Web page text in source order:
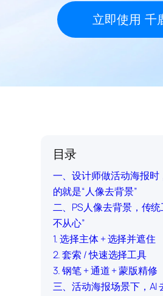
立即使用 千
目录
一、设计师做活动海报时
的就是“人像去背景”
二、PS人像去背景，传统
不从心”
1. 选择主体 + 选择并遮住
2. 套索 / 快速选择工具
3. 钢笔 + 通道 + 蒙版精修
三、活动海报场景下，AI